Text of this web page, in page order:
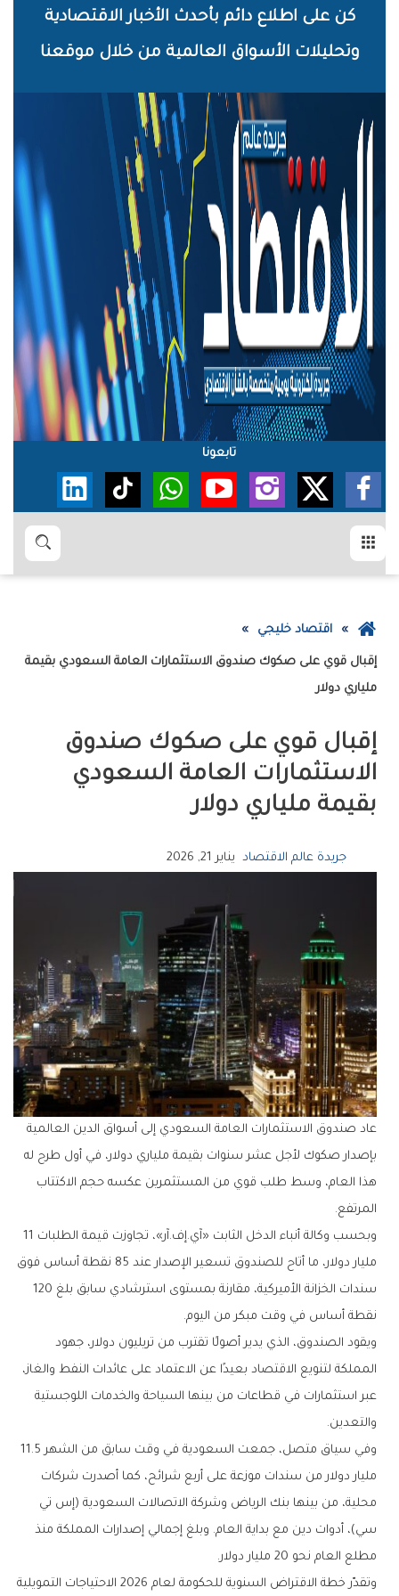
الرئيسي
كن على اطلاع دائم بأحدث الأخبار الاقتصادية
وتحليلات الأسواق العالمية من خلال موقعنا
تابعونا
بحث
عودة
اقتصاد خليجي
إقبال قوي على صكوك صندوق الاستثمارات العامة السعودي بقيمة
ملياري دولار
إقبال قوي على صكوك صندوق
الاستثمارات العامة السعودي
بقيمة ملياري دولار
جريدة عالم الاقتصاد يناير 21, 2026
عاد صندوق الاستثمارات العامة السعودي إلى أسواق الدين العالمية
بإصدار صكوك لأجل عشر سنوات بقيمة ملياري دولار، في أول طرح له
هذا العام، وسط طلب قوي من المستثمرين عكسه حجم الاكتتاب
المرتفع.
وبحسب وكالة أنباء الدخل الثابت «آي.إف.آر»، تجاوزت قيمة الطلبات 11
مليار دولار، ما أتاح للصندوق تسعير الإصدار عند 85 نقطة أساس فوق
سندات الخزانة الأميركية، مقارنة بمستوى استرشادي سابق بلغ 120
نقطة أساس في وقت مبكر من اليوم.
ويقود الصندوق، الذي يدير أصولًا تقترب من تريليون دولار، جهود
المملكة لتنويع الاقتصاد بعيدًا عن الاعتماد على عائدات النفط والغاز،
عبر استثمارات في قطاعات من بينها السياحة والخدمات اللوجستية
والتعدين.
وفي سياق متصل، جمعت السعودية في وقت سابق من الشهر 11.5
مليار دولار من سندات موزعة على أربع شرائح، كما أصدرت شركات
محلية، من بينها بنك الرياض وشركة الاتصالات السعودية (إس تي
سي)، أدوات دين مع بداية العام. وبلغ إجمالي إصدارات المملكة منذ
مطلع العام نحو 20 مليار دولار.
وتقدّر خطة الاقتراض السنوية للحكومة لعام 2026 الاحتياجات التمويلية